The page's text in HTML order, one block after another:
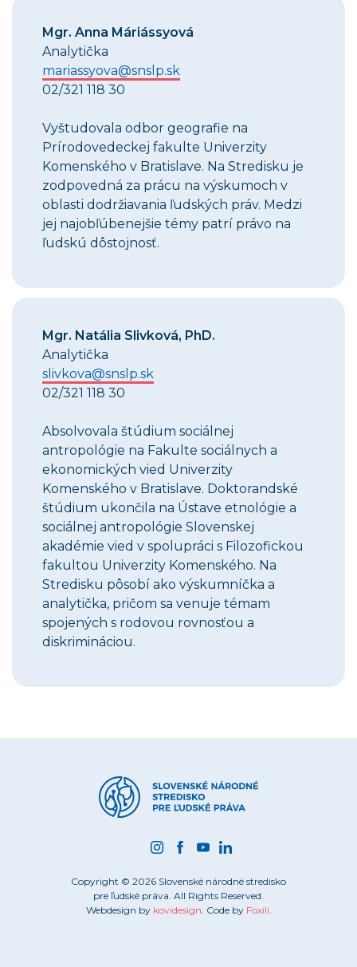
Mgr. Anna Máriássyová
Analytička
mariassyova@snslp.sk
02/321 118 30
Vyštudovala odbor geografie na
Prírodovedeckej fakulte Univerzity
Komenského v Bratislave. Na Stredisku je
zodpovedná za prácu na výskumoch v
oblasti dodržiavania ľudských práv. Medzi
jej najobľúbenejšie témy patrí právo na
ľudskú dôstojnosť.
Mgr. Natália Slivková, PhD.
Analytička
slivkova@snslp.sk
02/321 118 30
Absolvovala štúdium sociálnej
antropológie na Fakulte sociálnych a
ekonomických vied Univerzity
Komenského v Bratislave. Doktorandské
štúdium ukončila na Ústave etnológie a
sociálnej antropológie Slovenskej
akadémie vied v spolupráci s Filozofickou
fakultou Univerzity Komenského. Na
Stredisku pôsobí ako výskumníčka a
analytička, pričom sa venuje témam
spojených s rodovou rovnosťou a
diskrimináciou.
Copyright © 2026 Slovenské národné stredisko
pre ľudské práva. All Rights Reserved.
Webdesign by kovidesign . Code by Foxili